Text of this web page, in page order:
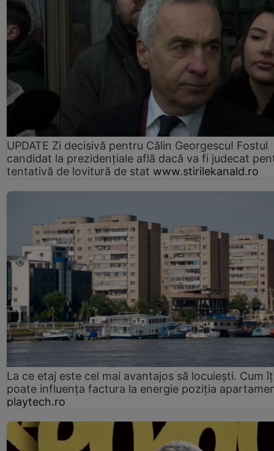
UPDATE Zi decisivă pentru Călin Georgescu! Fostul
candidat la prezidențiale află dacă va fi judecat
tentativă de lovitură de stat www.stirilekanald.ro
La ce etaj este cel mai avantajos să locuiești. Cum
poate influența factura la energie poziția
playtech.ro